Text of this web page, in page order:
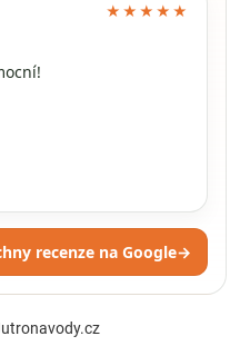
★★★★★
recenze na Google→